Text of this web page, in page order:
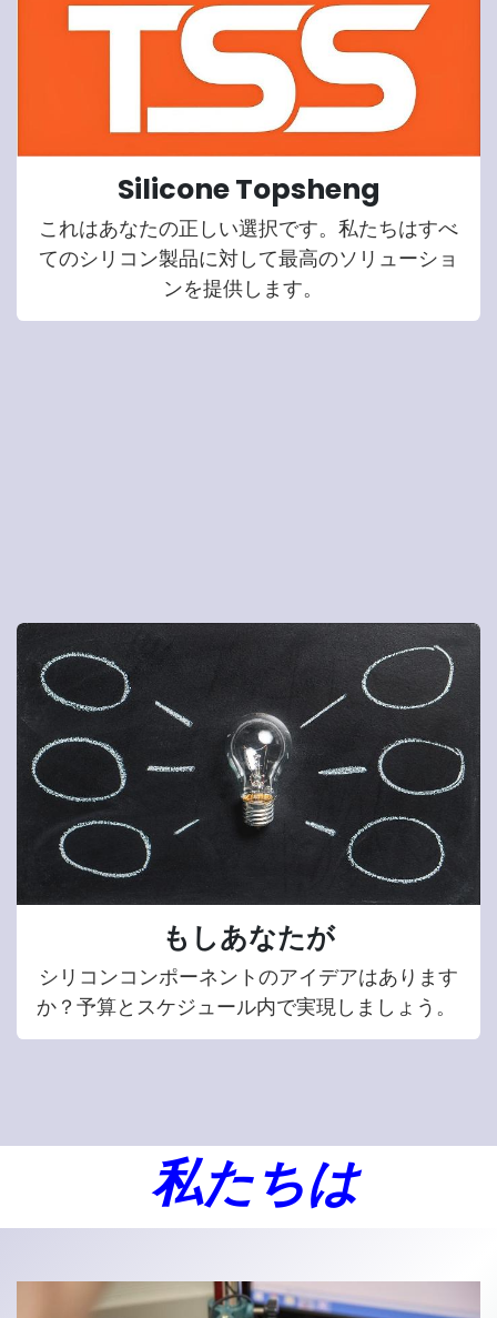
Silicone Topsheng
これはあなたの正しい選択です。私たちはすべ
てのシリコン製品に対して最高のソリューショ
ンを提供します。
もしあなたが
シリコンコンポーネントのアイデアはあります
か？予算とスケジュール内で実現しましょう。
私たちは